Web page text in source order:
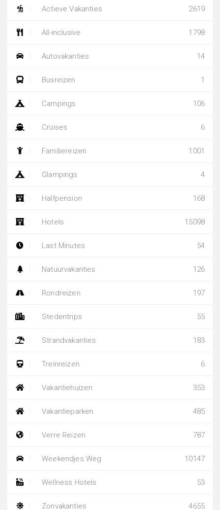
Actieve Vakanties 2619
All-inclusive 1798
Autovakanties 14
Busreizen 1
Campings 106
Cruises 6
Familiereizen 1001
Glampings 4
Halfpension 168
Hotels 15098
Last Minutes 54
Natuurvakanties 126
Rondreizen 197
Stedentrips 55
Strandvakanties 183
Treinreizen 6
Vakantiehuizen 353
Vakantieparken 485
Verre Reizen 787
Weekendjes Weg 10147
Wellness Hotels 53
Zonvakanties 4655